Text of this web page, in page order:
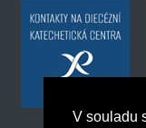
V souladu